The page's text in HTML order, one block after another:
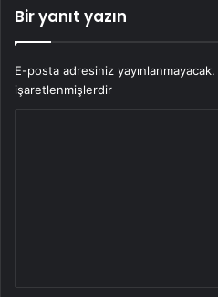
Bir yanıt yazın
E-posta adresiniz yayınlanmayacak.
işaretlenmişlerdir